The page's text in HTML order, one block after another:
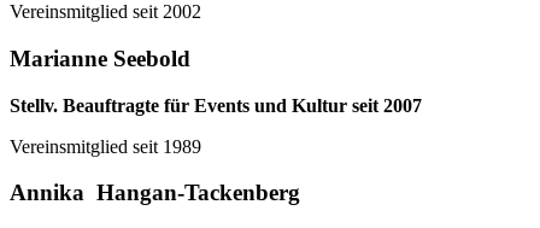
Vereinsmitglied seit 2002
Marianne Seebold
Stellv. Beauftragte für Events und Kultur seit 2007
Vereinsmitglied seit 1989
Annika Hangan-Tackenberg